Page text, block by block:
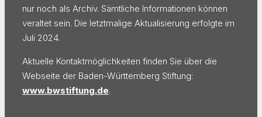
nur noch als Archiv. Sämtliche Informationen können
veraltet sein. Die letztmalige Aktualisierung erfolgte im
Juli 2024.
Aktuelle Kontaktmöglichkeiten finden Sie über die
Webseite der Baden-Württemberg Stiftung:
www.bwstiftung.de.